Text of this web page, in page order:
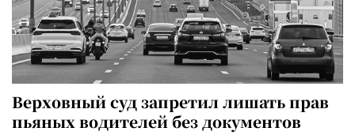
Верховный суд запретил лишать прав
пьяных водителей без документов